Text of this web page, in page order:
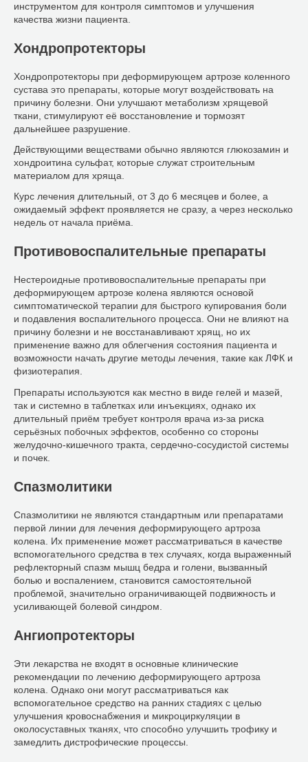
инструментом для контроля симптомов и улучшения
качества жизни пациента.
Хондропротекторы
Хондропротекторы при деформирующем артрозе коленного
сустава это препараты, которые могут воздействовать на
причину болезни. Они улучшают метаболизм хрящевой
ткани, стимулируют её восстановление и тормозят
дальнейшее разрушение.
Действующими веществами обычно являются глюкозамин и
хондроитина сульфат, которые служат строительным
материалом для хряща.
Курс лечения длительный, от 3 до 6 месяцев и более, а
ожидаемый эффект проявляется не сразу, а через несколько
недель от начала приёма.
Противовоспалительные препараты
Нестероидные противовоспалительные препараты при
деформирующем артрозе колена являются основой
симптоматической терапии для быстрого купирования боли
и подавления воспалительного процесса. Они не влияют на
причину болезни и не восстанавливают хрящ, но их
применение важно для облегчения состояния пациента и
возможности начать другие методы лечения, такие как ЛФК и
физиотерапия.
Препараты используются как местно в виде гелей и мазей,
так и системно в таблетках или инъекциях, однако их
длительный приём требует контроля врача из-за риска
серьёзных побочных эффектов, особенно со стороны
желудочно-кишечного тракта, сердечно-сосудистой системы
и почек.
Спазмолитики
Спазмолитики не являются стандартным или препаратами
первой линии для лечения деформирующего артроза
колена. Их применение может рассматриваться в качестве
вспомогательного средства в тех случаях, когда выраженный
рефлекторный спазм мышц бедра и голени, вызванный
болью и воспалением, становится самостоятельной
проблемой, значительно ограничивающей подвижность и
усиливающей болевой синдром.
Ангиопротекторы
Эти лекарства не входят в основные клинические
рекомендации по лечению деформирующего артроза
колена. Однако они могут рассматриваться как
вспомогательное средство на ранних стадиях с целью
улучшения кровоснабжения и микроциркуляции в
околосуставных тканях, что способно улучшить трофику и
замедлить дистрофические процессы.